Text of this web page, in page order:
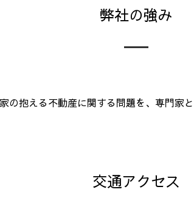
弊社の強み
の抱える不動産に関する問題を、専門家
交通アクセス